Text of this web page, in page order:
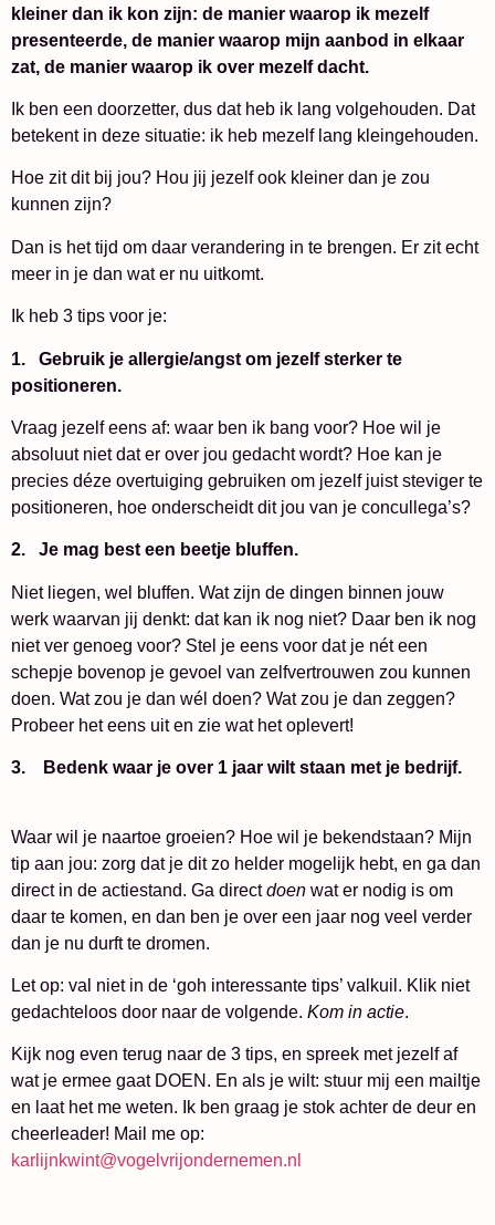
kleiner dan ik kon zijn: de manier waarop ik mezelf
presenteerde, de manier waarop mijn aanbod in elkaar
zat, de manier waarop ik over mezelf dacht.
Ik ben een doorzetter, dus dat heb ik lang volgehouden. Dat
betekent in deze situatie: ik heb mezelf lang kleingehouden.
Hoe zit dit bij jou? Hou jij jezelf ook kleiner dan je zou
kunnen zijn?
Dan is het tijd om daar verandering in te brengen. Er zit echt
meer in je dan wat er nu uitkomt.
Ik heb 3 tips voor je:
1.
Gebruik je allergie/angst om jezelf sterker te
positioneren.
Vraag jezelf eens af: waar ben ik bang voor? Hoe wil je
absoluut niet dat er over jou gedacht wordt? Hoe kan je
precies déze overtuiging gebruiken om jezelf juist steviger te
positioneren, hoe onderscheidt dit jou van je concullega’s?
2. Je mag best een beetje bluffen.
Niet liegen, wel bluffen. Wat zijn de dingen binnen jouw
werk waarvan jij denkt: dat kan ik nog niet? Daar ben ik nog
niet ver genoeg voor? Stel je eens voor dat je nét een
schepje bovenop je gevoel van zelfvertrouwen zou kunnen
doen. Wat zou je dan wél doen? Wat zou je dan zeggen?
Probeer het eens uit en zie wat het oplevert!
3. Bedenk waar je over 1 jaar wilt staan met je bedrijf.
Waar wil je naartoe groeien? Hoe wil je bekendstaan? Mijn
tip aan jou: zorg dat je dit zo helder mogelijk hebt, en ga dan
direct in de actiestand. Ga directdoen wat er nodig is om
daar te komen, en dan ben je over een jaar nog veel verder
dan je nu durft te dromen.
Let op: val niet in de ‘goh interessante tips’ valkuil. Klik niet
gedachteloos door naar de volgende. Kom in actie.
Kijk nog even terug naar de 3 tips, en spreek met jezelf af
wat je ermee gaat DOEN. En als je wilt: stuur mij een mailtje
en laat het me weten. Ik ben graag je stok achter de deur en
cheerleader! Mail me op:
karlijnkwint@vogelvrijondernemen.nl